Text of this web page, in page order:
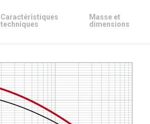
Caractéristiques
techniques
Masse et
dimensions